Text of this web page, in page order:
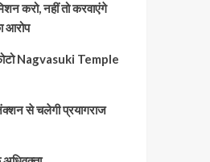
करो, नहीं तो करवाएंगे
आरोप
Nagvasuki Temple
से चलेगी प्रयागराज